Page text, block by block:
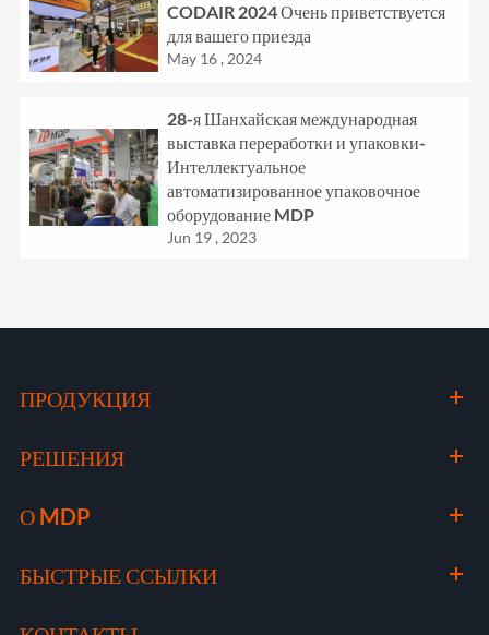
CODAIR 2024 Очень приветствуется
для вашего приезда
May 16 , 2024
28-я Шанхайская международная
выставка переработки и упаковки-
Интеллектуальное
автоматизированное упаковочное
оборудование MDP
Jun 19 , 2023
ПРОДУКЦИЯ
РЕШЕНИЯ
О MDP
БЫСТРЫЕ ССЫЛКИ